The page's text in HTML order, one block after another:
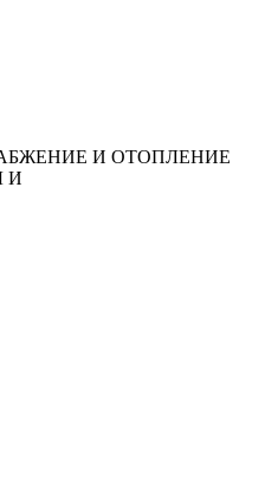
И ОТОПЛЕНИЕ
И